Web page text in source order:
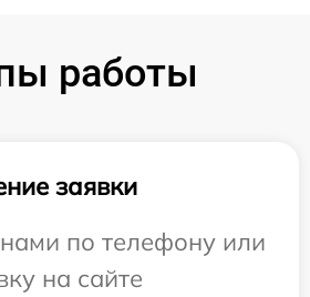
работы
заявки
по телефону или
на сайте